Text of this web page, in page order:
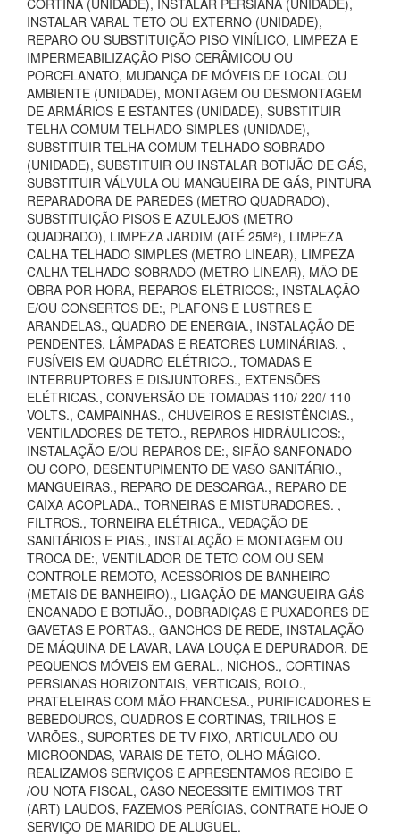
CORTINA (UNIDADE), INSTALAR PERSIANA (UNIDADE),
INSTALAR VARAL TETO OU EXTERNO (UNIDADE),
REPARO OU SUBSTITUIÇÃO PISO VINÍLICO, LIMPEZA E
IMPERMEABILIZAÇÃO PISO CERÂMICOU OU
PORCELANATO, MUDANÇA DE MÓVEIS DE LOCAL OU
AMBIENTE (UNIDADE), MONTAGEM OU DESMONTAGEM
DE ARMÁRIOS E ESTANTES (UNIDADE), SUBSTITUIR
TELHA COMUM TELHADO SIMPLES (UNIDADE),
SUBSTITUIR TELHA COMUM TELHADO SOBRADO
(UNIDADE), SUBSTITUIR OU INSTALAR BOTIJÃO DE GÁS,
SUBSTITUIR VÁLVULA OU MANGUEIRA DE GÁS, PINTURA
REPARADORA DE PAREDES (METRO QUADRADO),
SUBSTITUIÇÃO PISOS E AZULEJOS (METRO
QUADRADO), LIMPEZA JARDIM (ATÉ 25M²), LIMPEZA
CALHA TELHADO SIMPLES (METRO LINEAR), LIMPEZA
CALHA TELHADO SOBRADO (METRO LINEAR), MÃO DE
OBRA POR HORA, REPAROS ELÉTRICOS:, INSTALAÇÃO
E/OU CONSERTOS DE:, PLAFONS E LUSTRES E
ARANDELAS., QUADRO DE ENERGIA., INSTALAÇÃO DE
PENDENTES, LÂMPADAS E REATORES LUMINÁRIAS. ,
FUSÍVEIS EM QUADRO ELÉTRICO., TOMADAS E
INTERRUPTORES E DISJUNTORES., EXTENSÕES
ELÉTRICAS., CONVERSÃO DE TOMADAS 110/ 220/ 110
VOLTS., CAMPAINHAS., CHUVEIROS E RESISTÊNCIAS.,
VENTILADORES DE TETO., REPAROS HIDRÁULICOS:,
INSTALAÇÃO E/OU REPAROS DE:, SIFÃO SANFONADO
OU COPO, DESENTUPIMENTO DE VASO SANITÁRIO.,
MANGUEIRAS., REPARO DE DESCARGA., REPARO DE
CAIXA ACOPLADA., TORNEIRAS E MISTURADORES. ,
FILTROS., TORNEIRA ELÉTRICA., VEDAÇÃO DE
SANITÁRIOS E PIAS., INSTALAÇÃO E MONTAGEM OU
TROCA DE:, VENTILADOR DE TETO COM OU SEM
CONTROLE REMOTO, ACESSÓRIOS DE BANHEIRO
(METAIS DE BANHEIRO)., LIGAÇÃO DE MANGUEIRA GÁS
ENCANADO E BOTIJÃO., DOBRADIÇAS E PUXADORES DE
GAVETAS E PORTAS., GANCHOS DE REDE, INSTALAÇÃO
DE MÁQUINA DE LAVAR, LAVA LOUÇA E DEPURADOR, DE
PEQUENOS MÓVEIS EM GERAL., NICHOS., CORTINAS
PERSIANAS HORIZONTAIS, VERTICAIS, ROLO.,
PRATELEIRAS COM MÃO FRANCESA., PURIFICADORES E
BEBEDOUROS, QUADROS E CORTINAS, TRILHOS E
VARÕES., SUPORTES DE TV FIXO, ARTICULADO OU
MICROONDAS, VARAIS DE TETO, OLHO MÁGICO.
REALIZAMOS SERVIÇOS E APRESENTAMOS RECIBO E
/OU NOTA FISCAL, CASO NECESSITE EMITIMOS TRT
(ART) LAUDOS, FAZEMOS PERÍCIAS, CONTRATE HOJE O
SERVIÇO DE MARIDO DE ALUGUEL.